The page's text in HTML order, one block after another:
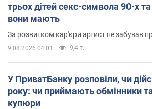
трьох дітей секс-символа 90-х
вони мають
За розвитком кар'єри артист не забував
9.08.2026 04:01 9,4 т.
У ПриватБанку розповіли, чи
року: чи приймають обмінники
купюри